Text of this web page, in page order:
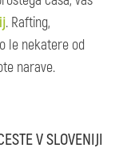
. Rafting,
le nekatere od
narave.
V SLOVENIJI